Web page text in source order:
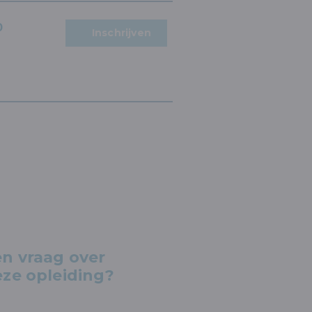
vraag over
opleiding?